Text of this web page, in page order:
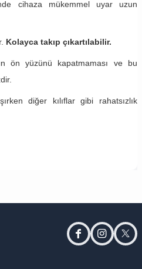
cihaza mükemmel uyar uzun
Kolayca takıp çıkartılabilir.
ön yüzünü kapatmaması ve bu
diğer kılıflar gibi rahatsızlık
facebookinstagram